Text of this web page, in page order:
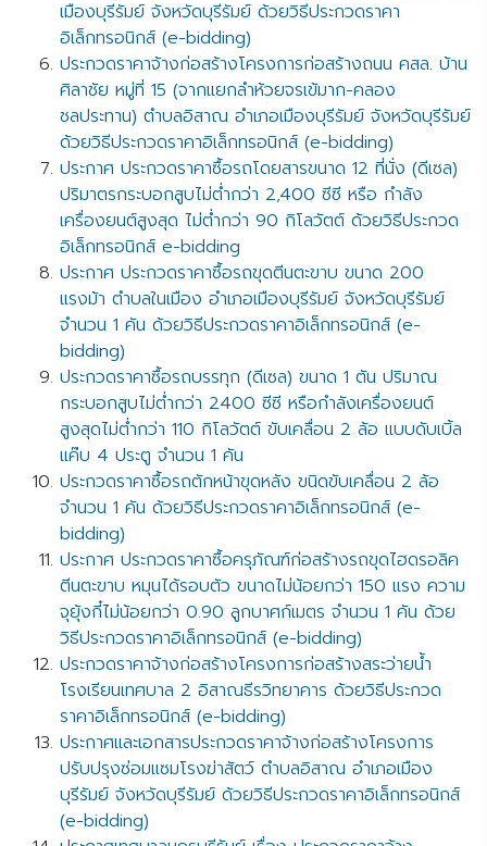
เมืองบุรีรัมย์ จังหวัดบุรีรัมย์ ด้วยวิธีประกวดราคา
อิเล็กทรอนิกส์ (e-bidding)
ประกวดราคาจ้างก่อสร้างโครงการก่อสร้างถนน คสล. บ้าน
ศิลาชัย หมู่ที่ 15 (จากแยกลำห้วยจรเข้มาก-คลอง
ชลประทาน) ตำบลอิสาณ อำเภอเมืองบุรีรัมย์ จังหวัดบุรีรัมย์
ด้วยวิธีประกวดราคาอิเล็กทรอนิกส์ (e-bidding)
ประกาศ ประกวดราคาซื้อรถโดยสารขนาด 12 ที่นั่ง (ดีเซล)
ปริมาตรกระบอกสูบไม่ต่ำกว่า 2,400 ซีซี หรือ กำลัง
เครื่องยนต์สูงสุด ไม่ต่ำกว่า 90 กิโลวัตต์ ด้วยวิธีประกวด
อิเล็กทรอนิกส์ e-bidding
ประกาศ ประกวดราคาซื้อรถขุดตีนตะขาบ ขนาด 200
แรงม้า ตำบลในเมือง อำเภอเมืองบุรีรัมย์ จังหวัดบุรีรัมย์
จำนวน 1 คัน ด้วยวิธีประกวดราคาอิเล็กทรอนิกส์ (e-
bidding)
ประกวดราคาซื้อรถบรรทุก (ดีเซล) ขนาด 1 ตัน ปริมาณ
กระบอกสูบไม่ต่ำกว่า 2400 ซีซี หรือกำลังเครื่องยนต์
สูงสุดไม่ต่ำกว่า 110 กิโลวัตต์ ขับเคลื่อน 2 ล้อ แบบดับเบิ้ล
แค๊บ 4 ประตู จำนวน 1 คัน
ประกวดราคาซื้อรถตักหน้าขุดหลัง ขนิดขับเคลื่อน 2 ล้อ
จำนวน 1 คัน ด้วยวิธีประกวดราคาอิเล็กทรอนิกส์ (e-
bidding)
ประกาศ ประกวดราคาซื้อครุภัณฑ์ก่อสร้างรถขุดไฮดรอลิค
ตีนตะขาบ หมุนได้รอบตัว ขนาดไม่น้อยกว่า 150 แรง ความ
จุยุ้งกี๋ไม่น้อยกว่า 0.90 ลูกบาศก์เมตร จำนวน 1 คัน ด้วย
วิธีประกวดราคาอิเล็กทรอนิกส์ (e-bidding)
ประกวดราคาจ้างก่อสร้างโครงการก่อสร้างสระว่ายน้ำ
โรงเรียนเทศบาล 2 อิสาณธีรวิทยาคาร ด้วยวิธีประกวด
ราคาอิเล็กทรอนิกส์ (e-bidding)
ประกาศและเอกสารประกวดราคาจ้างก่อสร้างโครงการ
ปรับปรุงซ่อมแซมโรงฆ่าสัตว์ ตำบลอิสาณ อำเภอเมือง
บุรีรัมย์ จังหวัดบุรีรัมย์ ด้วยวิธีประกวดราคาอิเล็กทรอนิกส์
(e-bidding)